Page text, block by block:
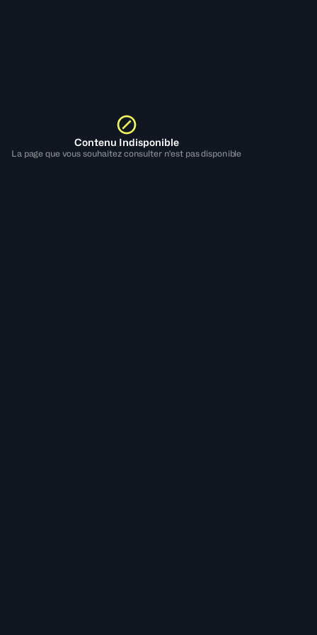
Contenu Indisponible
La page que vous souhaitez consulter n'est pas disponible